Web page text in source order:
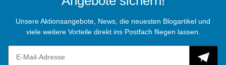
Unsere Aktionsangebote, News, die neuesten Blogartikel und
viele weitere Vorteile direkt ins Postfach fliegen lassen.